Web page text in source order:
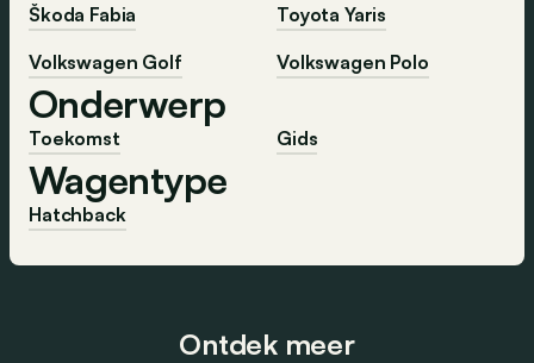
Škoda Fabia
Toyota Yaris
Volkswagen Golf
Volkswagen Polo
Onderwerp
Toekomst Gids
Wagentype
Hatchback
Ontdek meer